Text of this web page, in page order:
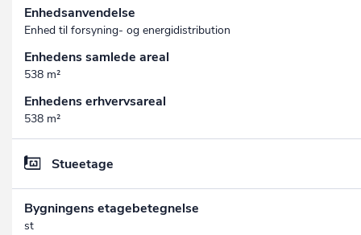
Enhedsanvendelse
Enhed til forsyning- og energidistribution
Enhedens samlede areal
538 m²
Enhedens erhvervsareal
538 m²
Stueetage
Bygningens etagebetegnelse
st